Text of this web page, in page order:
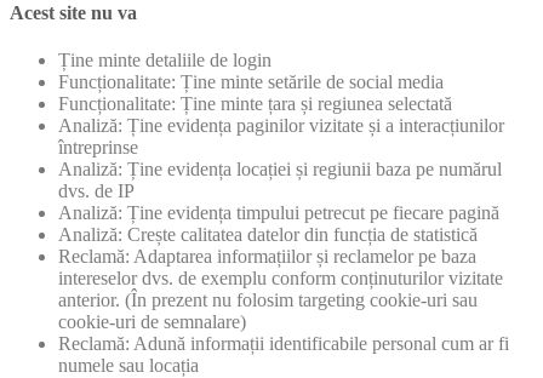
Acest site nu va
Ține minte detaliile de login
Funcționalitate: Ține minte setările de social media
Funcționalitate: Ține minte țara și regiunea selectată
Analiză: Ține evidența paginilor vizitate și a interacțiunilor
întreprinse
Analiză: Ține evidența locației și regiunii baza pe numărul
dvs. de IP
Analiză: Ține evidența timpului petrecut pe fiecare pagină
Analiză: Crește calitatea datelor din funcția de statistică
Reclamă: Adaptarea informațiilor și reclamelor pe baza
intereselor dvs. de exemplu conform conținuturilor vizitate
anterior. (În prezent nu folosim targeting cookie-uri sau
cookie-uri de semnalare)
Reclamă: Adună informații identificabile personal cum ar fi
numele sau locația